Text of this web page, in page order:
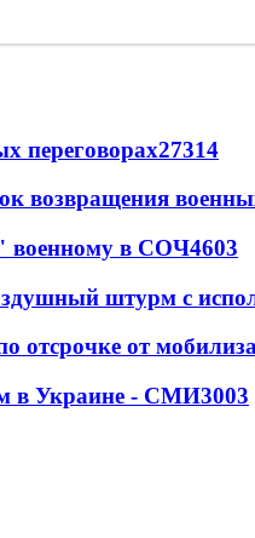
переговорах27314
возвращения
в СОЧ4603
штурм с
отсрочке от
в Украине - СМИ3003